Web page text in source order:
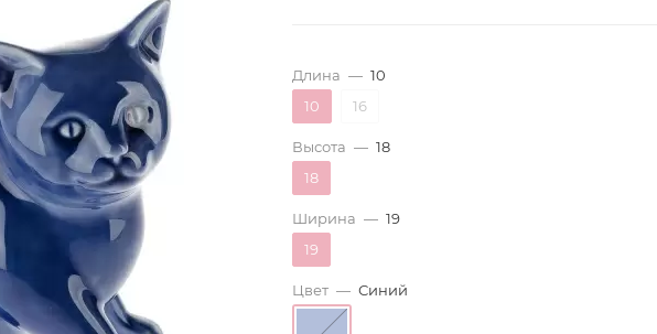
Длина — 10
10
16
Высота — 18
18
Ширина — 19
19
Цвет — Синий